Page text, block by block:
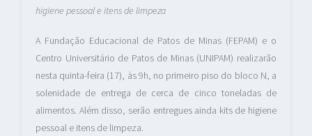
higiene pessoal e itens de limpeza
A Fundação Educacional de Patos de Minas (FEPAM) e o
Centro Universitário de Patos de Minas (UNIPAM) realizarão
nesta quinta-feira (17), às 9h, no primeiro piso do bloco N, a
solenidade de entrega de cerca de cinco toneladas de
alimentos. Além disso, serão entregues ainda kits de higiene
pessoal e itens de limpeza.